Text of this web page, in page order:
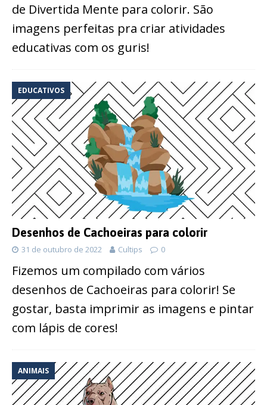
de Divertida Mente para colorir. São
imagens perfeitas pra criar atividades
educativas com os guris!
EDUCATIVOS
Desenhos de Cachoeiras para colorir
31 de outubro de 2022 Cultips 0
Fizemos um compilado com vários
desenhos de Cachoeiras para colorir! Se
gostar, basta imprimir as imagens e pintar
com lápis de cores!
ANIMAIS